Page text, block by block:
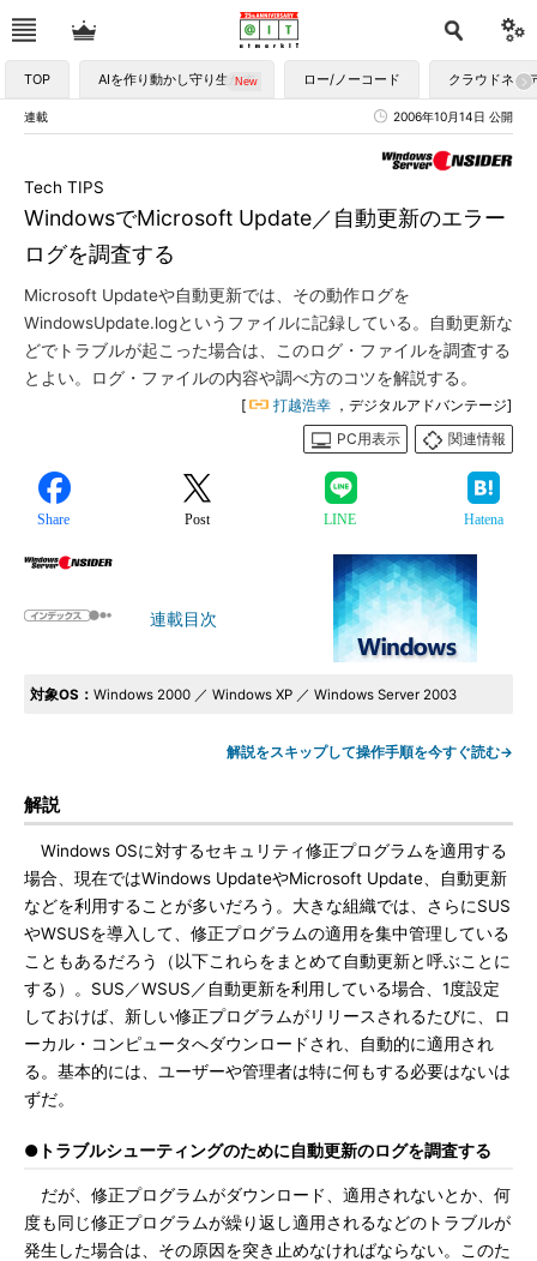
TOP AIを作り動かし守り生かす ロー/ノーコード クラウドネイ
連載 2006年10月14日 公開
WindowsでMicrosoft Update／自動更新のエラー
ログを調査する
Tech TIPS
Microsoft Updateや自動更新では、その動作ログを
WindowsUpdate.logというファイルに記録している。自動更新な
どでトラブルが起こった場合は、このログ・ファイルを調査する
とよい。ログ・ファイルの内容や調べ方のコツを解説する。
[ 打越浩幸 ，デジタルアドバンテージ]
PC用表示
関連情報
Share Post LINE Hatena
連載目次
対象OS： Windows 2000 ／ Windows XP ／ Windows Server 2003
解説をスキップして操作手順を今すぐ読む→
解説
Windows OSに対するセキュリティ修正プログラムを適用する
場合、現在ではWindows UpdateやMicrosoft Update、自動更新
などを利用することが多いだろう。大きな組織では、さらにSUS
やWSUSを導入して、修正プログラムの適用を集中管理している
こともあるだろう（以下これらをまとめて自動更新と呼ぶことに
する）。SUS／WSUS／自動更新を利用している場合、1度設定
しておけば、新しい修正プログラムがリリースされるたびに、ロ
ーカル・コンピュータへダウンロードされ、自動的に適用され
る。基本的には、ユーザーや管理者は特に何もする必要はないは
ずだ。
●トラブルシューティングのために自動更新のログを調査する
だが、修正プログラムがダウンロード、適用されないとか、何
度も同じ修正プログラムが繰り返し適用されるなどのトラブルが
発生した場合は、その原因を突き止めなければならない。このた